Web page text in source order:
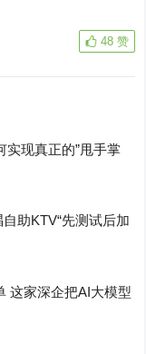
48 赞
实现真正的”甩手掌
助KTV“先测试后加
这家深企把AI大模型